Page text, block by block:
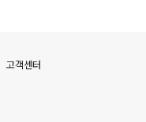
고객센터